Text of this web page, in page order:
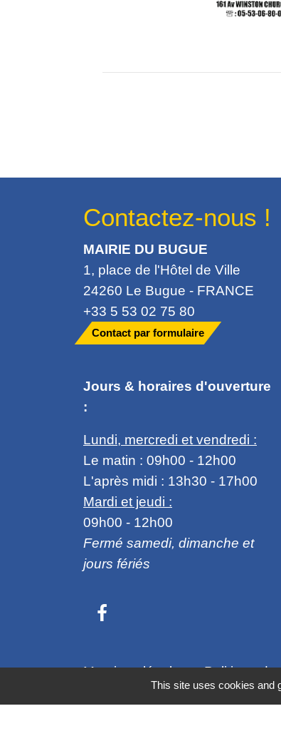
Contactez-nous !
MAIRIE DU BUGUE
1, place de l'Hôtel de Ville
24260 Le Bugue - FRANCE
+33 5 53 02 75 80
Contact par formulaire
Jours & horaires d'ouverture
:
Lundi, mercredi et vendredi :
Le matin : 09h00 - 12h00
L'après midi : 13h30 - 17h00
Mardi et jeudi :
09h00 - 12h00
Fermé samedi, dimanche et
jours fériés
Mentions légales - Politique de
This site uses cookies and